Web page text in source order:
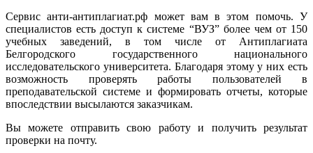
Сервис анти-антиплагиат.рф может вам в этом помочь. У
специалистов есть доступ к системе “ВУЗ” более чем от 150
учебных заведений, в том числе от Антиплагиата
Белгородского государственного национального
исследовательского университета. Благодаря этому у них есть
возможность проверять работы пользователей в
преподавательской системе и формировать отчеты, которые
впоследствии высылаются заказчикам.
Вы можете отправить свою работу и получить результат
проверки на почту.